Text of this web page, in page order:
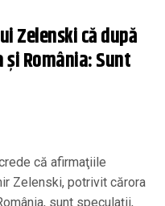
Zelenski că după
România: Sunt
că afirmaţiile
Zelenski, potrivit cărora
sunt speculaţii,